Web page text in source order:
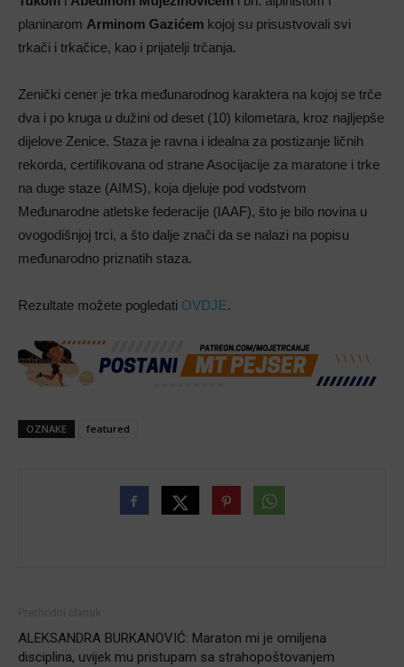
planinarom Arminom Gazićem kojoj su prisustvovali svi
trkači i trkačice, kao i prijatelji trčanja.
Zenički cener je trka međunarodnog karaktera na kojoj se trče
dva i po kruga u dužini od deset (10) kilometara, kroz najljepše
dijelove Zenice. Staza je ravna i idealna za postizanje ličnih
rekorda, certifikovana od strane Asocijacije za maratone i trke
na duge staze (AIMS), koja djeluje pod vodstvom
Međunarodne atletske federacije (IAAF), što je bilo novina u
ovogodišnjoj trci, a što dalje znači da se nalazi na popisu
međunarodno priznatih staza.
Rezultate možete pogledati OVDJE.
OZNAKE featured
ALEKSANDRA BURKANOVIĆ: Maraton mi je omiljena
disciplina, uvijek mu pristupam sa strahopoštovanjem